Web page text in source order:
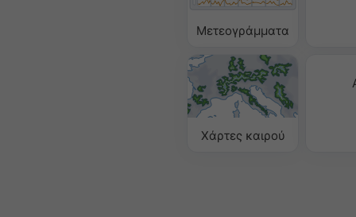
Μετεογράμματα
Χάρτες καιρού